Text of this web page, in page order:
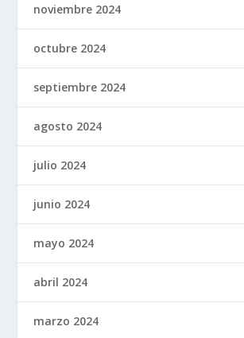
noviembre 2024
octubre 2024
septiembre 2024
agosto 2024
julio 2024
junio 2024
mayo 2024
abril 2024
marzo 2024